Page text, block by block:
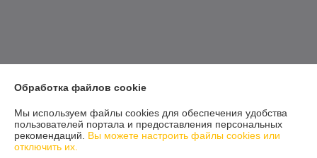
Обработка файлов cookie
Мы используем файлы cookies для обеспечения удобства
пользователей портала и предоставления персональных
рекомендаций. Вы можете настроить файлы cookies или
отключить их.